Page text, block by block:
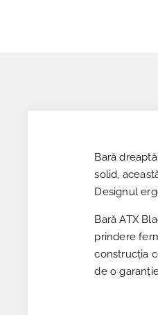
Bară
solid,
Designul
Bară ATX
prindere
construcția
de o